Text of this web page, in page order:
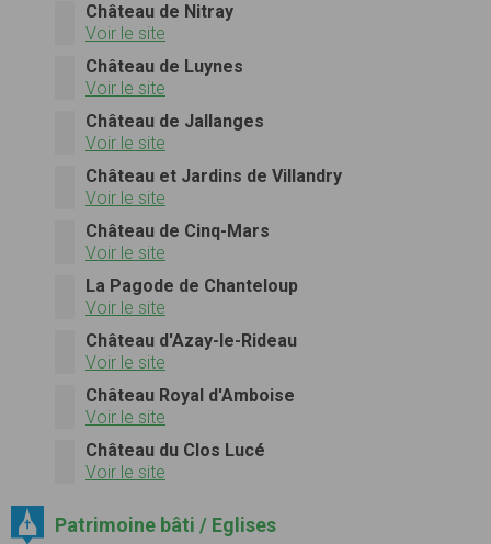
Château de Nitray
Voir le site
Château de Luynes
Voir le site
Château de Jallanges
Voir le site
Château et Jardins de Villandry
Voir le site
Château de Cinq-Mars
Voir le site
La Pagode de Chanteloup
Voir le site
Château d'Azay-le-Rideau
Voir le site
Château Royal d'Amboise
Voir le site
Château du Clos Lucé
Voir le site
Patrimoine bâti / Eglises